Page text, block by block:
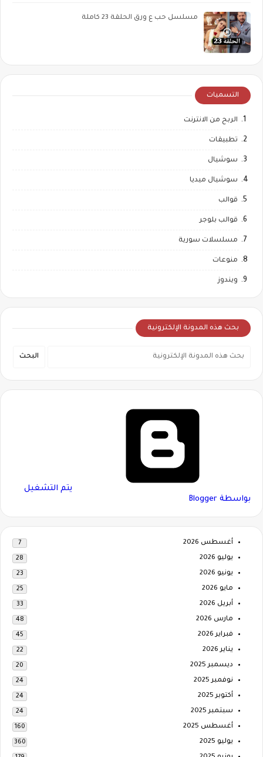
مسلسل حب ع ورق الحلقة 23 كاملة
التسميات
الربح من الانترنت
تطبيقات
سوشيال
سوشيال ميديا
قوالب
قوالب بلوجر
مسلسلات سورية
منوعات
ويندوز
بحث هذه المدونة الإلكترونية
‏يتم التشغيل
بواسطة Blogger
أغسطس 2026 7
يوليو 2026 28
يونيو 2026 23
مايو 2026 25
أبريل 2026 33
مارس 2026 48
فبراير 2026 45
يناير 2026 22
ديسمبر 2025 20
نوفمبر 2025 24
أكتوبر 2025 24
سبتمبر 2025 24
أغسطس 2025 160
يوليو 2025 360